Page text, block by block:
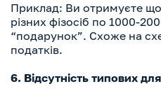
Приклад: Ви отримуєте
різних фізосіб по 1000-
“подарунок”. Схоже на
податків.
6. Відсутність типових